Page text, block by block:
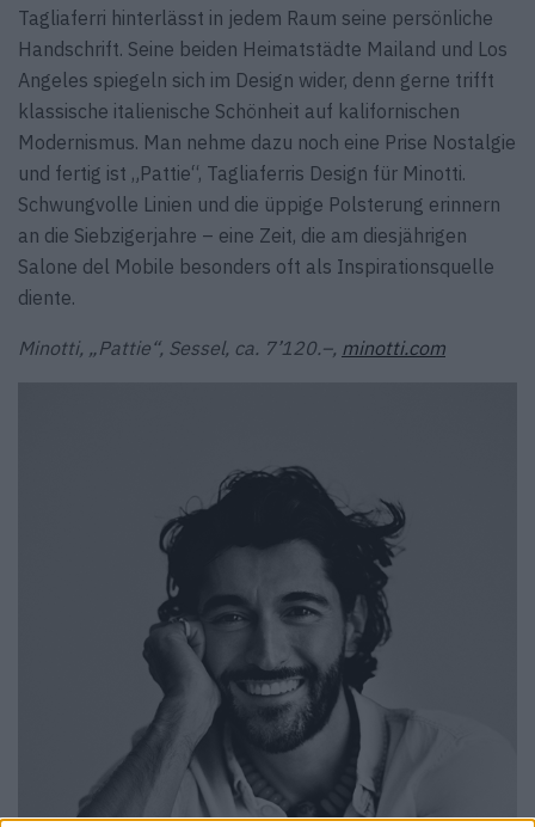
Tagliaferri hinterlässt in jedem Raum seine persönliche
Handschrift. Seine beiden Heimatstädte Mailand und Los
Angeles spiegeln sich im Design wider, denn gerne trifft
klassische italienische Schönheit auf kalifornischen
Modernismus. Man nehme dazu noch eine Prise Nostalgie
und fertig ist „Pattie“, Tagliaferris Design für Minotti.
Schwungvolle Linien und die üppige Polsterung erinnern
an die Siebzigerjahre – eine Zeit, die am diesjährigen
Salone del Mobile besonders oft als Inspirationsquelle
diente.
Minotti, „Pattie“, Sessel, ca. 7’120.–, minotti.com